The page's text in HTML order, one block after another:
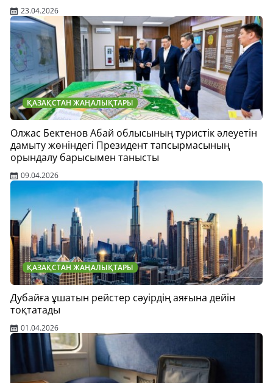
23.04.2026
ҚАЗАҚСТАН ЖАҢАЛЫҚТАРЫ
Олжас Бектенов Абай облысының туристік әлеуетін
дамыту жөніндегі Президент тапсырмасының
орындалу барысымен танысты
09.04.2026
ҚАЗАҚСТАН ЖАҢАЛЫҚТАРЫ
Дубайға ұшатын рейстер сәуірдің аяғына дейін
тоқтатады
01.04.2026